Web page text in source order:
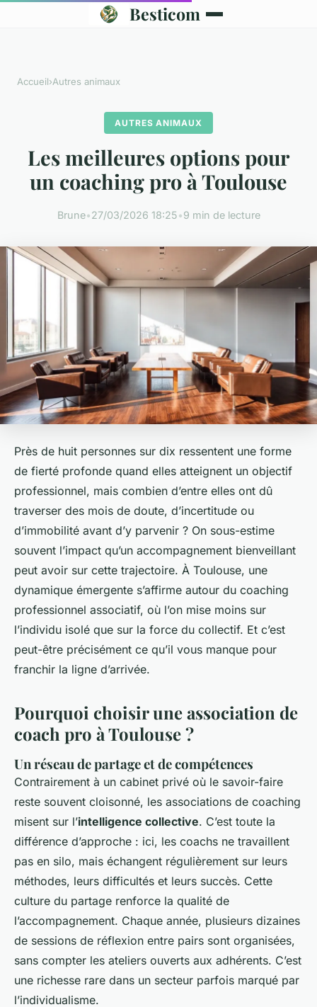
Besticom
Accueil›Autres animaux
AUTRES ANIMAUX
Les meilleures options pour
un coaching pro à Toulouse
Brune•27/03/2026 18:25•9 min de lecture
Près de huit personnes sur dix ressentent une forme
de fierté profonde quand elles atteignent un objectif
professionnel, mais combien d’entre elles ont dû
traverser des mois de doute, d’incertitude ou
d’immobilité avant d’y parvenir ? On sous-estime
souvent l’impact qu’un accompagnement bienveillant
peut avoir sur cette trajectoire. À Toulouse, une
dynamique émergente s’affirme autour du coaching
professionnel associatif, où l’on mise moins sur
l’individu isolé que sur la force du collectif. Et c’est
peut-être précisément ce qu’il vous manque pour
franchir la ligne d’arrivée.
Pourquoi choisir une association de
coach pro à Toulouse ?
Un réseau de partage et de compétences
Contrairement à un cabinet privé où le savoir-faire
reste souvent cloisonné, les associations de coaching
misent sur l’intelligence collective. C’est toute la
différence d’approche : ici, les coachs ne travaillent
pas en silo, mais échangent régulièrement sur leurs
méthodes, leurs difficultés et leurs succès. Cette
culture du partage renforce la qualité de
l’accompagnement. Chaque année, plusieurs dizaines
de sessions de réflexion entre pairs sont organisées,
sans compter les ateliers ouverts aux adhérents. C’est
une richesse rare dans un secteur parfois marqué par
l’individualisme.